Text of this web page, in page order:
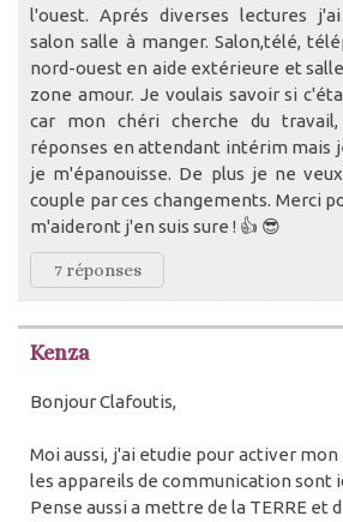
l'ouest. Aprés diverses lectures
salon salle à manger. Salon,télé,
nord-ouest en aide extérieure et
zone amour. Je voulais savoir si
car mon chéri cherche du
réponses en attendant intérim mais
je m'épanouisse. De plus je ne
couple par ces changements. Merci
m'aideront j'en suis sure ! 👍 😎
7 réponses
Kenza
Bonjour Clafoutis,
Moi aussi, j'ai etudie pour activer mon
les appareils de communication sont
Pense aussi a mettre de la TERRE et